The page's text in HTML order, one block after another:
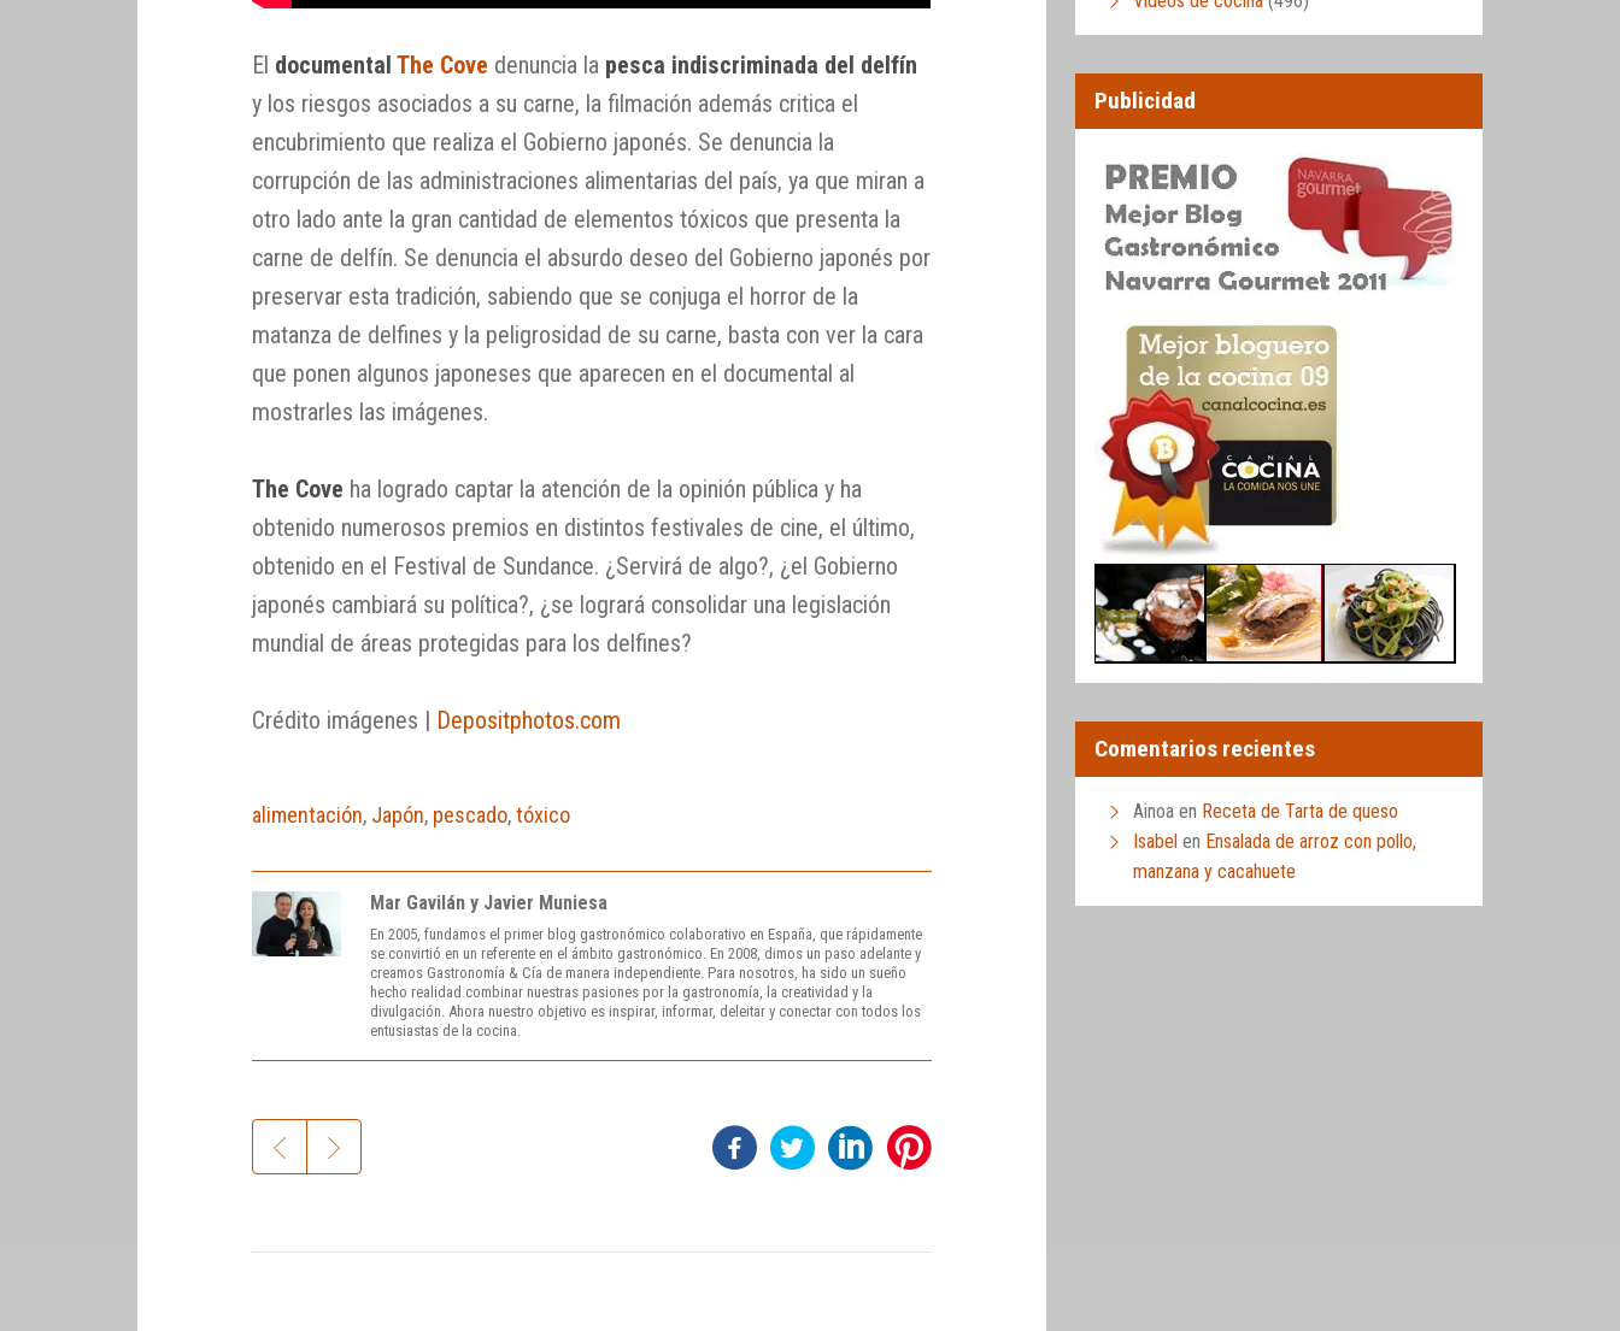
El documentalThe Cove denuncia la pesca indiscriminada del delfín
y los riesgos asociados a su carne, la filmación además critica el
encubrimiento que realiza el Gobierno japonés. Se denuncia la
corrupción de las administraciones alimentarias del país, ya que miran a
otro lado ante la gran cantidad de elementos tóxicos que presenta la
carne de delfín. Se denuncia el absurdo deseo del Gobierno japonés por
preservar esta tradición, sabiendo que se conjuga el horror de la
matanza de delfines y la peligrosidad de su carne, basta con ver la cara
que ponen algunos japoneses que aparecen en el documental al
mostrarles las imágenes.
The Cove ha logrado captar la atención de la opinión pública y ha
obtenido numerosos premios en distintos festivales de cine, el último,
obtenido en el Festival de Sundance. ¿Servirá de algo?, ¿el Gobierno
japonés cambiará su política?, ¿se logrará consolidar una legislación
mundial de áreas protegidas para los delfines?
Crédito imágenes | Depositphotos.com
alimentación, Japón, pescado,tóxico
Mar Gavilán y Javier Muniesa
En 2005, fundamos el primer blog gastronómico colaborativo en España, que rápidamente
se convirtió en un referente en el ámbito gastronómico. En 2008, dimos un paso adelante y
creamos Gastronomía & Cía de manera independiente. Para nosotros, ha sido un sueño
hecho realidad combinar nuestras pasiones por la gastronomía, la creatividad y la
divulgación. Ahora nuestro objetivo es inspirar, informar, deleitar y conectar con todos los
entusiastas de la cocina.
Publicidad
Comentarios recientes
Ainoa en Receta de Tarta de queso
Isabel en Ensalada de arroz con pollo,
manzana y cacahuete